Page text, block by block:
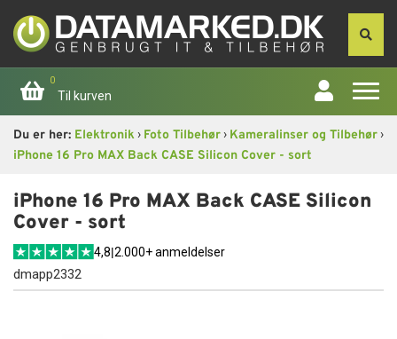
0
Til kurven
Forside
Apple
Skærme
Du er her: Elektronik› Foto Tilbehør› Kameralinser og Tilbehør›
iPhone 16 Pro MAX Back CASE Silicon Cover - sort
iPhone 16 Pro MAX Back CASE Silicon
Cover - sort
4,8|2.000+ anmeldelser
dmapp2332